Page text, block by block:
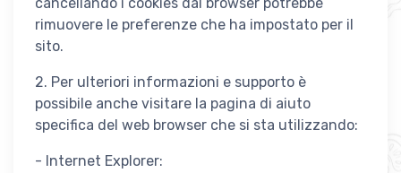
rimuovere le preferenze che ha impostato per il
sito.
2. Per ulteriori informazioni e supporto è
possibile anche visitare la pagina di aiuto
specifica del web browser che si sta utilizzando:
- Internet Explorer: